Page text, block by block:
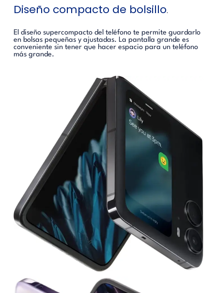
Diseño compacto de bolsillo.
El diseño supercompacto del teléfono te permite guardarlo
en bolsas pequeñas y ajustadas. La pantalla grande es
conveniente sin tener que hacer espacio para un teléfono
más grande.